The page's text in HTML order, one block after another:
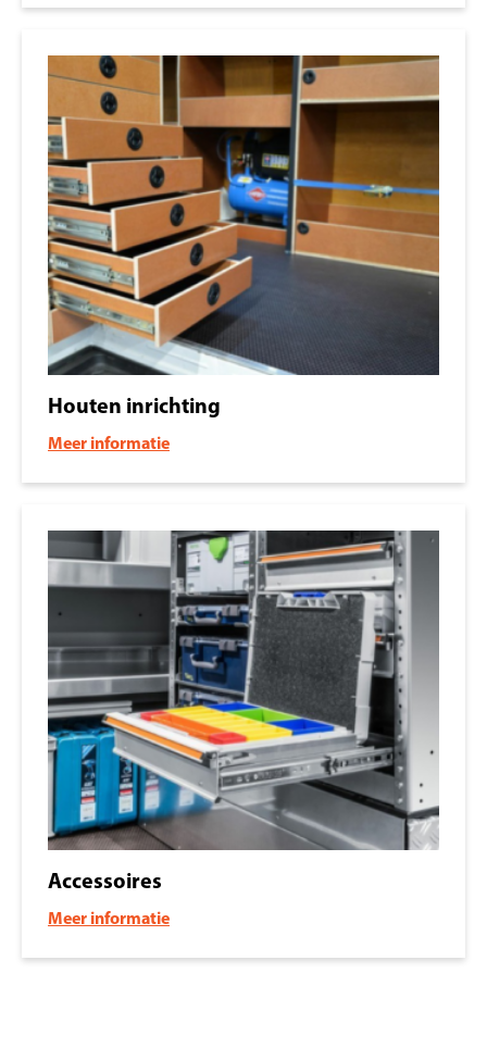
Houten inrichting
Meer informatie
Accessoires
Meer informatie